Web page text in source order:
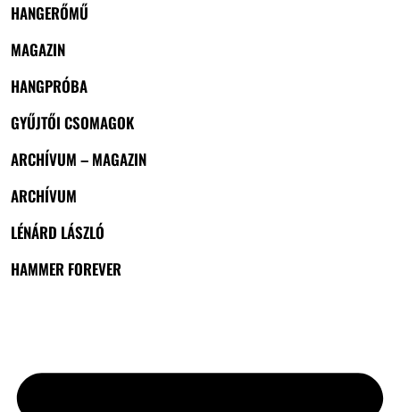
HANGERŐMŰ
MAGAZIN
HANGPRÓBA
GYŰJTŐI CSOMAGOK
ARCHÍVUM – MAGAZIN
ARCHÍVUM
LÉNÁRD LÁSZLÓ
HAMMER FOREVER